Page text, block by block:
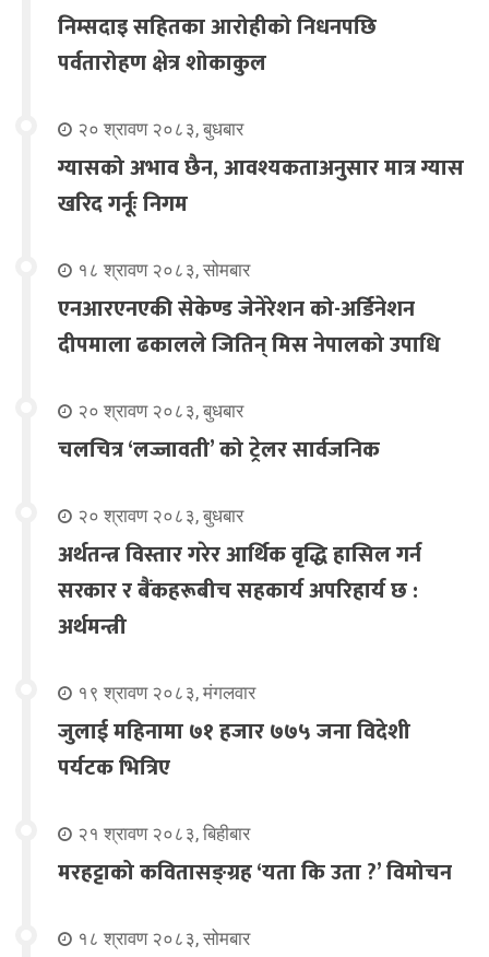
निम्सदाइ सहितका आरोहीको निधनपछि
पर्वतारोहण क्षेत्र शोकाकुल
२० श्रावण २०८३, बुधबार
ग्यासको अभाव छैन, आवश्यकताअनुसार मात्र ग्यास
खरिद गर्नूः निगम
१८ श्रावण २०८३, सोमबार
एनआरएनएकी सेकेण्ड जेनेरेशन को-अर्डिनेशन
दीपमाला ढकालले जितिन् मिस नेपालको उपाधि
२० श्रावण २०८३, बुधबार
चलचित्र ‘लज्जावती’ को ट्रेलर सार्वजनिक
२० श्रावण २०८३, बुधबार
अर्थतन्त्र विस्तार गरेर आर्थिक वृद्धि हासिल गर्न
सरकार र बैंकहरूबीच सहकार्य अपरिहार्य छ :
अर्थमन्त्री
१९ श्रावण २०८३, मंगलवार
जुलाई महिनामा ७१ हजार ७७५ जना विदेशी
पर्यटक भित्रिए
२१ श्रावण २०८३, बिहीबार
मरहट्टाको कवितासङ्ग्रह ‘यता कि उता ?’ विमोचन
१८ श्रावण २०८३, सोमबार